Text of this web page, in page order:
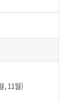
, 11월)